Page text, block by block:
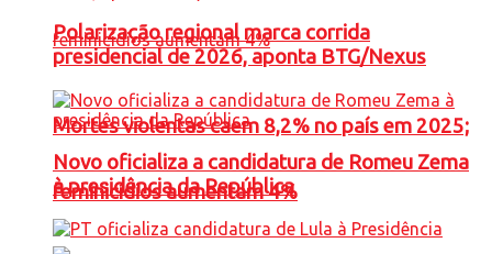
Mortes violentas caem 8,2% no país em 2025;
feminicídios aumentam 4%
Polarização regional marca corrida
presidencial de 2026, aponta BTG/Nexus
Novo oficializa a candidatura de Romeu Zema
à presidência da República